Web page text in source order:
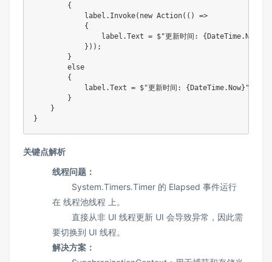
        {
            label.Invoke(new Action(() =>
            {
                label.Text = $"更新时间: {DateTime.Now}";
            }));
        }
        else
        {
            label.Text = $"更新时间: {DateTime.Now}";
        }
    }
}
关键点解析
线程问题：
System.Timers.Timer 的 Elapsed 事件运行
在 线程池线程 上。
直接从非 UI 线程更新 UI 会导致异常，因此需
要切换到 UI 线程。
解决方案：